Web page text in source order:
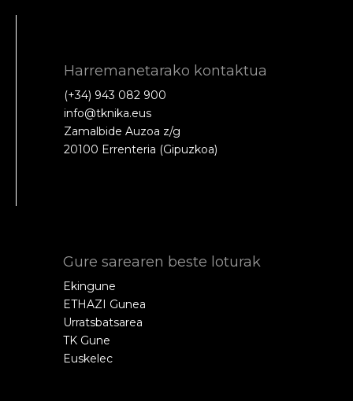
Harremanetarako kontaktua
(+34) 943 082 900
info@tknika.eus
Zamalbide Auzoa z/g
20100 Errenteria (Gipuzkoa)
Gure sarearen beste loturak
Ekingune
ETHAZI Gunea
Urratsbatsarea
TK Gune
Euskelec